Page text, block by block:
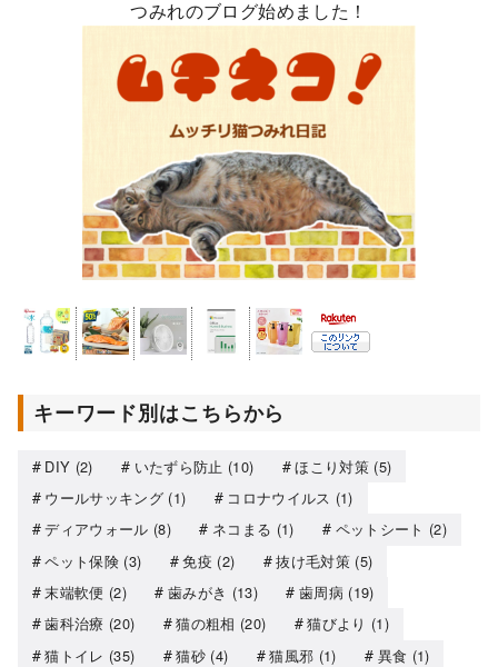
つみれのブログ始めました！
キーワード別はこちらから
DIY (2) いたずら防止 (10) ほこり対策(5)
ウールサッキング(1) コロナウイルス (1)
ディアウォール (8) ネコまる (1) ペットシート (2)
ペット保険(3) 免疫 (2) 抜け毛対策(5)
末端軟便 (2) 歯みがき (13) 歯周病 (19)
歯科治療 (20) 猫の粗相 (20) 猫びより (1)
猫トイレ (35) 猫砂(4) 猫風邪 (1) 異食 (1)